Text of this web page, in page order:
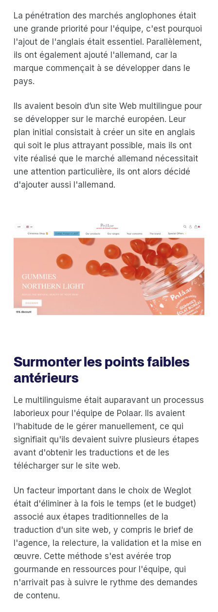
La pénétration des marchés anglophones était
une grande priorité pour l'équipe, c'est pourquoi
l'ajout de l'anglais était essentiel. Parallèlement,
ils ont également ajouté l'allemand, car la
marque commençait à se développer dans le
pays.
Ils avaient besoin d’un site Web multilingue pour
se développer sur le marché européen. Leur
plan initial consistait à créer un site en anglais
qui soit le plus attrayant possible, mais ils ont
vite réalisé que le marché allemand nécessitait
une attention particulière, ils ont alors décidé
d'ajouter aussi l'allemand.
Surmonter les points faibles
antérieurs
Le multilinguisme était auparavant un processus
laborieux pour l'équipe de Polaar. Ils avaient
l'habitude de le gérer manuellement, ce qui
signifiait qu'ils devaient suivre plusieurs étapes
avant d'obtenir les traductions et de les
télécharger sur le site web.
Un facteur important dans le choix de Weglot
était d'éliminer à la fois le temps (et le budget)
associé aux étapes traditionnelles de la
traduction d'un site web, y compris le brief de
l'agence, la relecture, la validation et la mise en
œuvre. Cette méthode s'est avérée trop
gourmande en ressources pour l'équipe, qui
n'arrivait pas à suivre le rythme des demandes
de contenu.